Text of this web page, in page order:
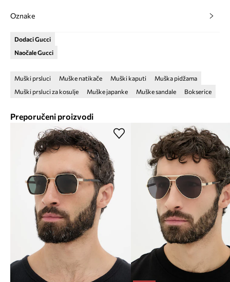
Oznake
Dodaci Gucci
Naočale Gucci
Muški prsluci Muške natikače Muški kaputi
Muška pidžama
Muški prsluci za kosulje
Muške japanke Muške sandale Bokserice
Preporučeni proizvodi